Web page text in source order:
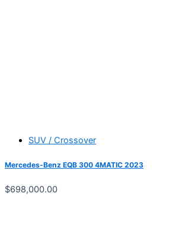
SUV / Crossover
Mercedes-Benz EQB 300 4MATIC 2023
$698,000.00